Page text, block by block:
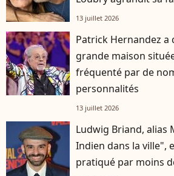
13 juillet 2026
Patrick Hernandez
grande maison
fréquenté par de
personnalités
13 juillet 2026
Ludwig Briand, alias
Indien dans la ville",
pratiqué par moins